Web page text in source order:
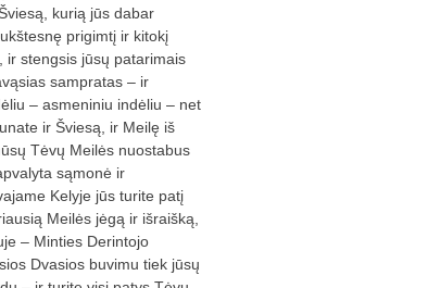
kurią jūs dabar
prigimtį ir kitokį
ir stengsis jūsų patarimais
sampratas – ir
– asmeniniu indėliu – net
ir Šviesą, ir Meilę iš
Tėvų Meilės nuostabus
sąmonė ir
Kelyje jūs turite patį
Meilės jėgą ir išraišką,
– Minties Derintojo
Dvasios buvimu tiek jūsų